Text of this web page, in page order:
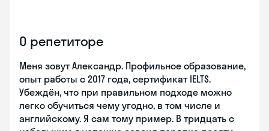
О репетиторе
Меня зовут Александр. Профильное образование,
опыт работы с 2017 года, сертификат IELTS.
Убеждён, что при правильном подходе можно
легко обучиться чему угодно, в том числе и
английскому. Я сам тому пример. В тридцать с